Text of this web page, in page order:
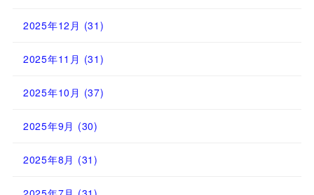
2025年12月 (31)
2025年11月 (31)
2025年10月 (37)
2025年9月 (30)
2025年8月 (31)